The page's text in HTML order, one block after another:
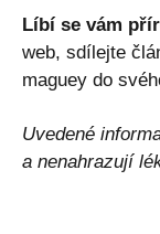
Líbí se vám
web, sdílejte
maguey do
Uvedené
a nenahrazují